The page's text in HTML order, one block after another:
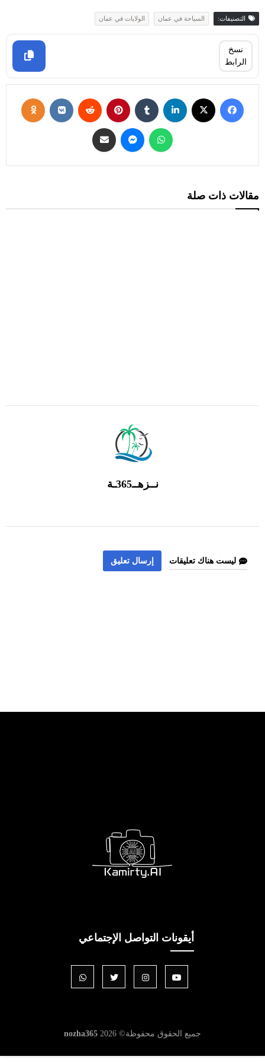
التصنيفات: السياحة في عمان الولايات في عمان
نسخ
الرابط
مقالات ذات صلة
نــزهــ365ـة
ليست هناك تعليقات إرسال تعليق
أيقونات التواصل الإجتماعي
جميع الحقوق محفوظة© 2026
nozha365